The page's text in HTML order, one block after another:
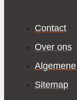
Contact
Over ons
Sitemap